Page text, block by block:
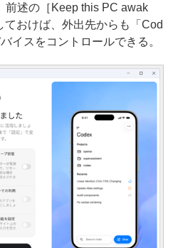
前述の［Keep this PC awak
おけば、外出先からも「Cod
イスをコントロールできる。